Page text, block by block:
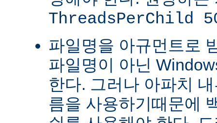
ThreadsPerChild
파일명을 아규먼트로
파일명이 아닌
한다. 그러나 아파치
름을 사용하기때문에